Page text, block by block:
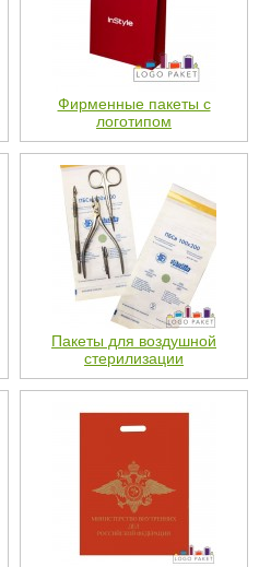
Фирменные пакеты с
логотипом
Пакеты для воздушной
стерилизации